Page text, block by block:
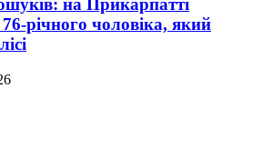
на Прикарпатті
річного чоловіка, який